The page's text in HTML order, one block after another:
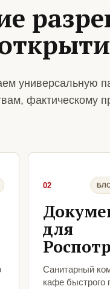
универсальную
фактическому
02
для
Санитарный
кафе быстрого